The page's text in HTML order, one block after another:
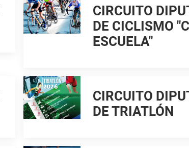
CIRCUITO
DE CICLISMO
ESCUELA"
CIRCUITO
DE TRIATLÓN